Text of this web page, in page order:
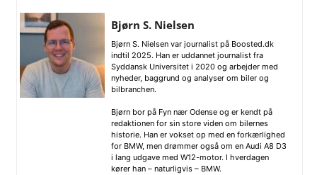
Bjørn S. Nielsen
Bjørn S. Nielsen var journalist på Boosted.dk
indtil 2025. Han er uddannet journalist fra
Syddansk Universitet i 2020 og arbejder med
nyheder, baggrund og analyser om biler og
bilbranchen.
Bjørn bor på Fyn nær Odense og er kendt på
redaktionen for sin store viden om bilernes
historie. Han er vokset op med en forkærlighed
for BMW, men drømmer også om en Audi A8 D3
i lang udgave med W12-motor. I hverdagen
kører han – naturligvis – BMW.